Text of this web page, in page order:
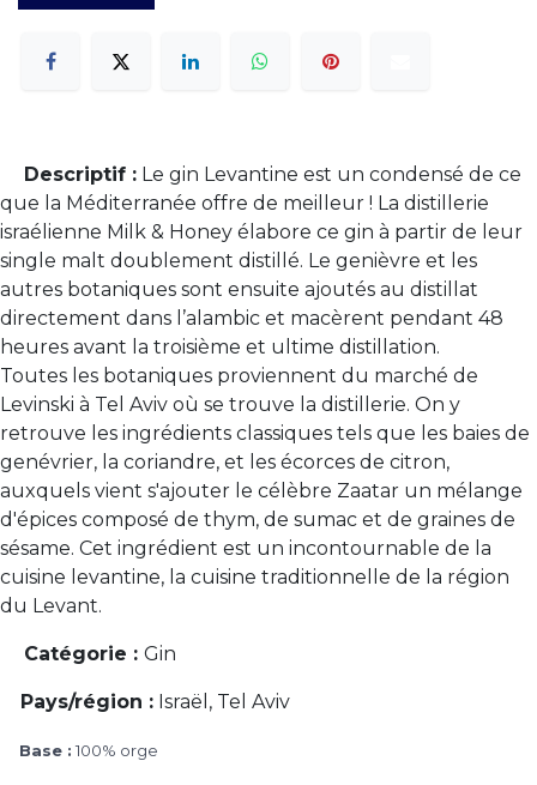
Descriptif : Le gin Levantine est un condensé de ce
que la Méditerranée offre de meilleur ! La distillerie
israélienne Milk & Honey élabore ce gin à partir de leur
single malt doublement distillé. Le genièvre et les
autres botaniques sont ensuite ajoutés au distillat
directement dans l’alambic et macèrent pendant 48
heures avant la troisième et ultime distillation.
Toutes les botaniques proviennent du marché de
Levinski à Tel Aviv où se trouve la distillerie. On y
retrouve les ingrédients classiques tels que les baies de
genévrier, la coriandre, et les écorces de citron,
auxquels vient s'ajouter le célèbre Zaatar un mélange
d'épices composé de thym, de sumac et de graines de
sésame. Cet ingrédient est un incontournable de la
cuisine levantine, la cuisine traditionnelle de la région
du Levant.
Catégorie : Gin
Pays/région : Israël, Tel Aviv
Base : 100% orge